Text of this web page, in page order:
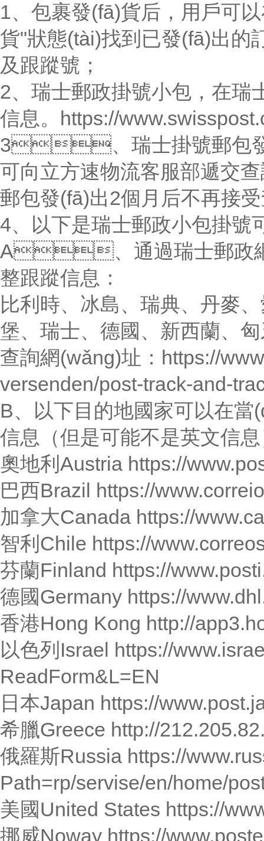
1、包裹發(fā)貨后，用戶可
貨"狀態(tài)找到已發(fā)出的
及跟蹤號；
2、瑞士郵政掛號小包
信息。https://
3、瑞士掛號郵包發
可向立方速物流客服部遞交查
郵包發(fā)出2個月后不再接受
4、以下是瑞士郵政小包掛
A、通過瑞士郵政網
整跟蹤信息：
比利時、冰島、瑞典、丹麥
堡、瑞士、德國、新西蘭
查詢網(wǎng)址：https://
versenden/post-track-and-
B、以下目的地國家可以在
信息（但是可能不是英文信
奧地利Austria https://
巴西Brazil https://
加拿大Canada https://
智利Chile https://
芬蘭Finland https://
德國Germany https://
香港Hong Kong http://
以色列Israel https://
ReadForm&L=EN
日本Japan https://
希臘Greece http://
俄羅斯Russia https://
Path=rp/servise/en/home/
美國United States https://
挪威Noway https://